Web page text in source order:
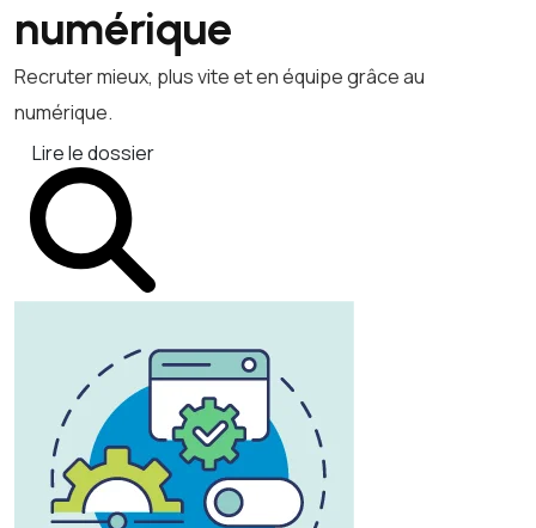
numérique
Recruter mieux, plus vite et en équipe grâce au
numérique.
Lire le dossier